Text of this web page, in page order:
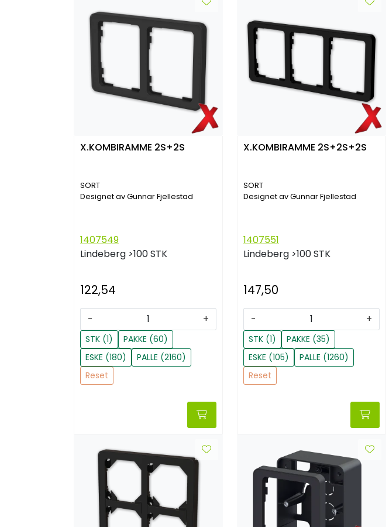
X.KOMBIRAMME 2S+2S
SORT
Designet av Gunnar Fjellestad
1407549
Lindeberg >100 STK
122,54
- +
STK (1)
PAKKE (60)
ESKE (180)
PALLE (2160)
Reset
X.KOMBIRAMME 2S+2S+2S
SORT
Designet av Gunnar Fjellestad
1407551
Lindeberg >100 STK
147,50
- +
STK (1)
PAKKE (35)
ESKE (105)
PALLE (1260)
Reset